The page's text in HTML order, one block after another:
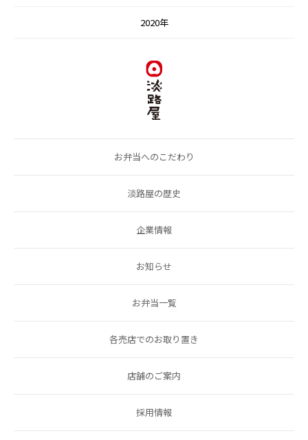
2020年
お弁当へのこだわり
淡路屋の歴史
企業情報
お知らせ
お弁当一覧
各売店でのお取り置き
店舗のご案内
採用情報